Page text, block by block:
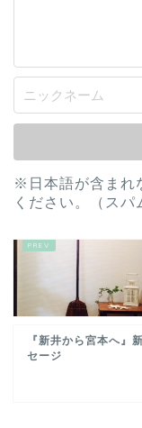
※日本語が含まれ
ください。（スパ
『新井から宮本へ』
セージ